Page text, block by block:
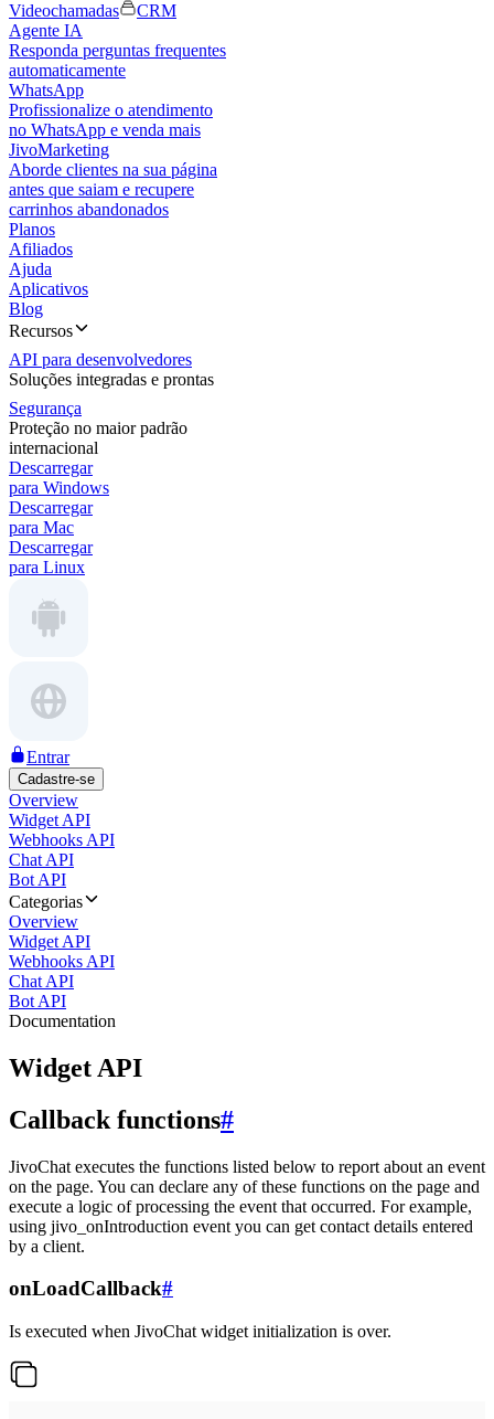
Videochamadas
CRM
Agente IA
Responda perguntas frequentes
automaticamente
WhatsApp
Profissionalize o atendimento
no WhatsApp e venda mais
JivoMarketing
Aborde clientes na sua página
antes que saiam e recupere
carrinhos abandonados
Planos
Afiliados
Ajuda
Aplicativos
Blog
Recursos
API para desenvolvedores
Soluções integradas e prontas
Segurança
Proteção no maior padrão
internacional
Descarregar
para Windows
Descarregar
para Mac
Descarregar
para Linux
Entrar
Cadastre-se
Overview
Widget API
Webhooks API
Chat API
Bot API
Categorias
Overview
Widget API
Webhooks API
Chat API
Bot API
Documentation
Widget API
Callback functions#
JivoChat executes the functions listed below to report about an event
on the page. You can declare any of these functions on the page and
execute a logic of processing the event that occurred. For example,
using jivo_onIntroduction event you can get contact details entered
by a client.
onLoadCallback#
Is executed when JivoChat widget initialization is over.